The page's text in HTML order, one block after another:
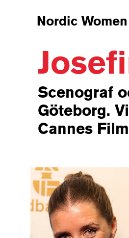
Nordic
Scenograf
Göteborg.
Cannes